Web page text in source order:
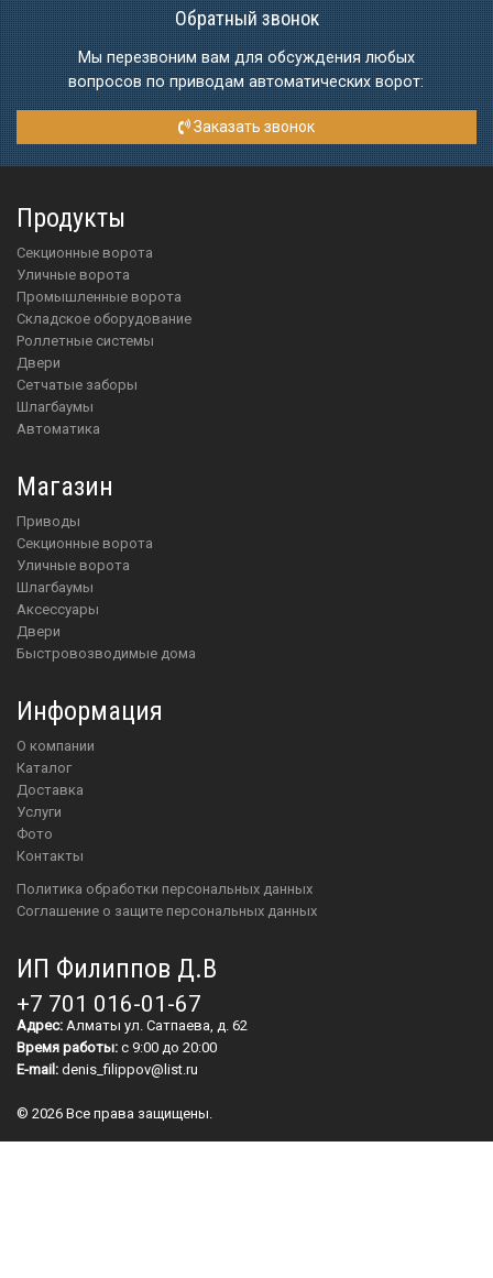
Обратный звонок
Мы перезвоним вам для обсуждения любых
вопросов по приводам автоматических ворот:
Заказать звонок
Продукты
Секционные ворота
Уличные ворота
Промышленные ворота
Складское оборудование
Роллетные системы
Двери
Сетчатые заборы
Шлагбаумы
Автоматика
Магазин
приводы
Секционные ворота
Уличные ворота
шлагбаумы
аксессуары
двери
Быстровозводимые дома
Информация
О компании
Каталог
Доставка
Услуги
Фото
Контакты
Политика обработки персональных данных
Соглашение о защите персональных данных
ИП Филиппов Д.В
+7 701 016-01-67
Адрес: Алматы ул. Сатпаева, д. 62
Время работы: с 9:00 до 20:00
E-mail: denis_filippov@list.ru
© 2026 Все права защищены.